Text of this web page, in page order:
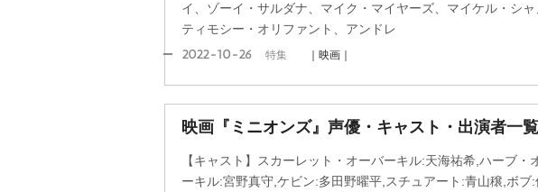
イ、ゾーイ・サルダナ、マイク・マイヤーズ、マイケル・シャ
ティモシー・オリファント、アンドレ
2022-10-26 特集 ｜映画｜
映画『ミニオンズ』声優・キャスト・出演者一覧
【キャスト】スカーレット・オーバーキル:天海祐希,ハーブ・
ーキル:宮野真守,ケビン:多田野曜平,スチュアート:青山穣,ボブ